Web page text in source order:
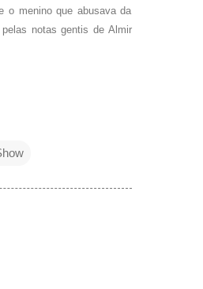
o menino que abusava da
notas gentis de Almir